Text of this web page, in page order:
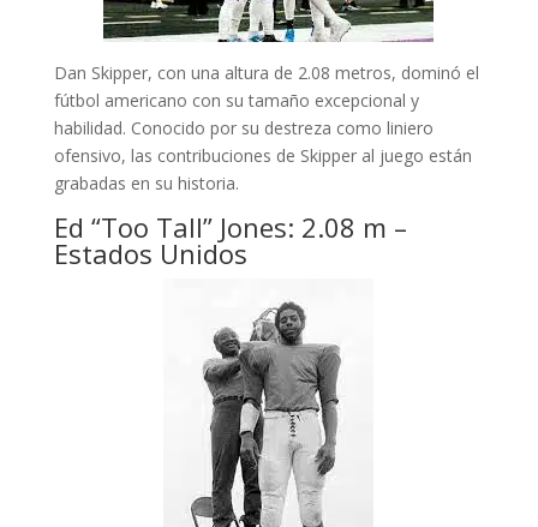
Dan Skipper, con una altura de 2.08 metros, dominó el
fútbol americano con su tamaño excepcional y
habilidad. Conocido por su destreza como liniero
ofensivo, las contribuciones de Skipper al juego están
grabadas en su historia.
Ed “Too Tall” Jones: 2.08 m –
Estados Unidos